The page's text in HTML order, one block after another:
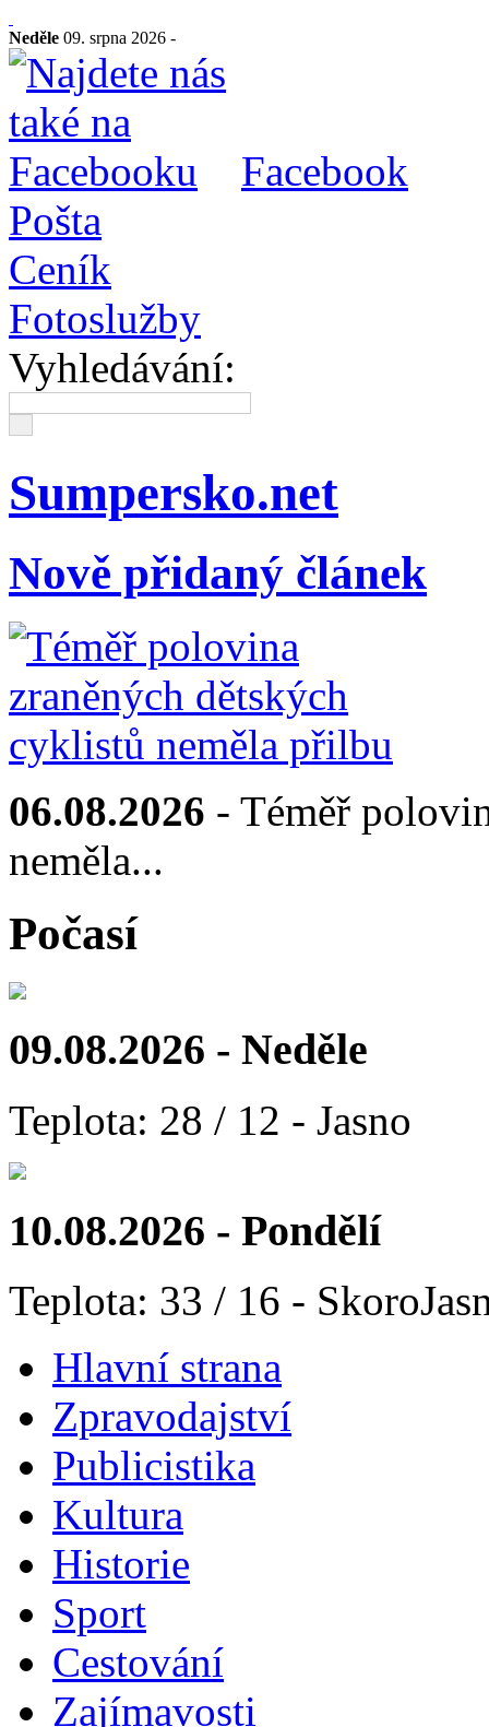
Neděle 09. srpna 2026 -
Facebook
Pošta
Ceník
Fotoslužby
Vyhledávání:
Sumpersko.net
Nově přidaný článek
06.08.2026 - Téměř
neměla...
Počasí
09.08.2026 - Neděle
Teplota: 28 / 12 - Jasno
10.08.2026 - Pondělí
Teplota: 33 / 16 -
Hlavní strana
Zpravodajství
Publicistika
Kultura
Historie
Sport
Cestování
Zajímavosti